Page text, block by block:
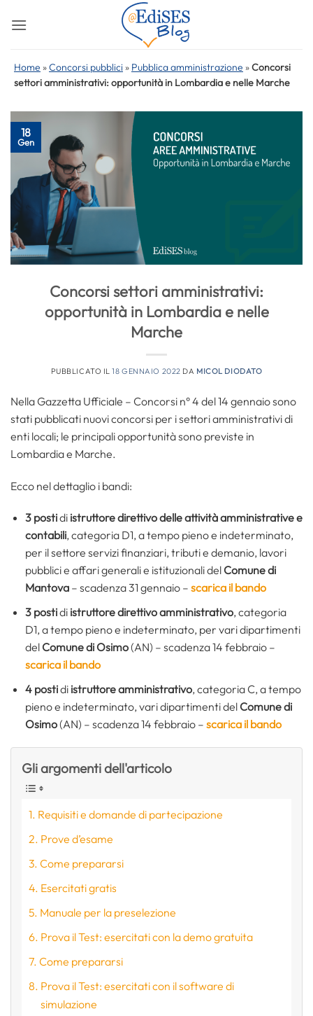
Home »Concorsi pubblici » Pubblica amministrazione »Concorsi
settori amministrativi: opportunità in Lombardia e nelle Marche
18
Gen
Concorsi settori amministrativi:
opportunità in Lombardia e nelle
Marche
PUBBLICATO IL18 GENNAIO 2022 DA MICOL DIODATO
Nella Gazzetta Ufficiale – Concorsi n° 4 del 14 gennaio sono
stati pubblicati nuovi concorsi per i settori amministrativi di
enti locali; le principali opportunità sono previste in
Lombardia e Marche.
Ecco nel dettaglio i bandi:
3 postidi istruttore direttivo delle attività amministrative e
contabili, categoria D1, a tempo pieno e indeterminato,
per il settore servizi finanziari, tributi e demanio, lavori
pubblici e affari generali e istituzionali delComune di
Mantova– scadenza 31 gennaio – scarica il bando
3 postidi istruttore direttivo amministrativo, categoria
D1, a tempo pieno e indeterminato, per vari dipartimenti
del Comune di Osimo(AN) – scadenza 14 febbraio –
scarica il bando
4 postidi istruttore amministrativo, categoria C, a tempo
pieno e indeterminato, vari dipartimenti del Comune di
Osimo(AN) – scadenza 14 febbraio – scarica il bando
Gli argomenti dell'articolo
Requisiti e domande di partecipazione
Prove d’esame
Come prepararsi
Esercitati gratis
Manuale per la preselezione
Prova il Test: esercitati con la demo gratuita
Come prepararsi
Prova il Test: esercitati con il software di
simulazione